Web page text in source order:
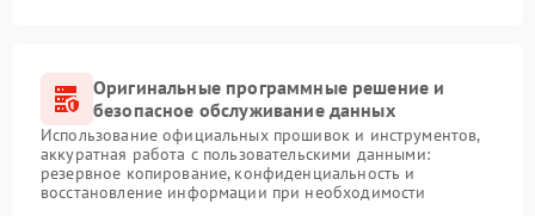
Оригинальные программные решение и
безопасное обслуживание данных
Использование официальных прошивок и инструментов,
аккуратная работа с пользовательскими данными:
резервное копирование, конфиденциальность и
восстановление информации при необходимости